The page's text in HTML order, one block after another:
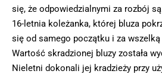
się, że odpowiedzialnymi za rozbój
16-letnia koleżanka, której bluza
się od samego początku i za wszelką
Wartość skradzionej bluzy została
Nieletni dokonali jej kradzieży przy